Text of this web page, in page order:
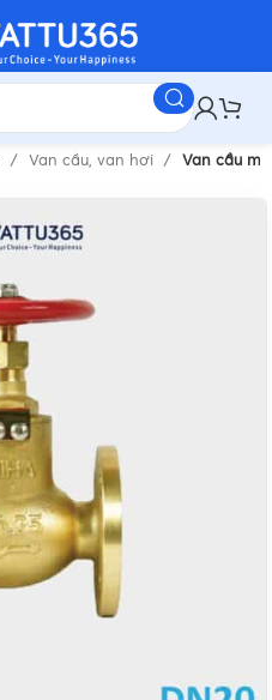
Van cầu, van hơi Van cầu